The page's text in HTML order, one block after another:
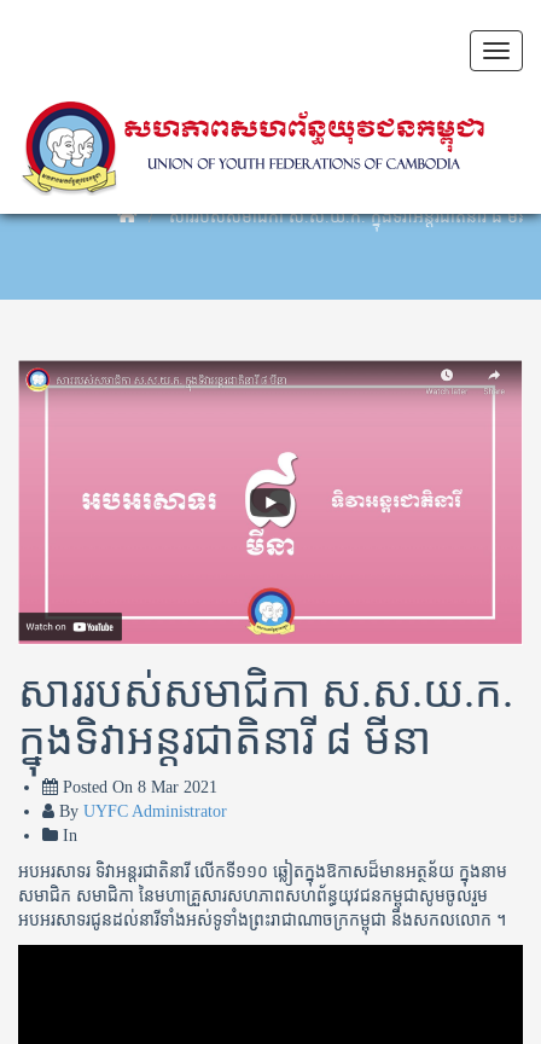
Toggle
សាររបស់សមាជិកា ស.ស.យ.ក.​ ក្នុងទិវាអន្តរជាតិនារី ៨ មីនា
សាររបស់សមាជិកា ស.ស.យ.ក.​
ក្នុងទិវាអន្តរជាតិនារី ៨ មីនា
Posted On 8 Mar 2021
By UYFC Administrator
In
អបអរសាទរ ទិវាអន្តរជាតិនារី លើកទី១១០ ឆ្លៀតក្នុងឱកាសដ៏មានអត្ថន័យ ក្នុងនាម
សមាជិក សមាជិកា នៃមហាគ្រួសារសហភាពសហព័ន្ធយុវជនកម្ពុជាសូមចូលរួម
អបអរសាទរជូនដល់នារីទាំងអស់ទូទាំងព្រះរាជាណាចក្រកម្ពុជា និងសកលលោក ។